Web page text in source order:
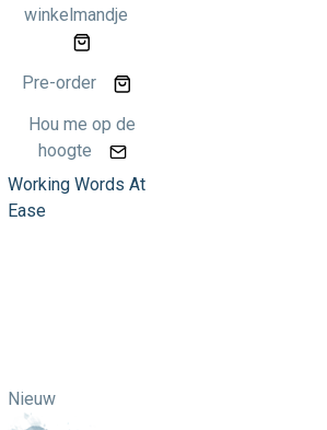
winkelmandje
Pre-order
Hou me op de
hoogte
Working Words At
Ease
Nieuw